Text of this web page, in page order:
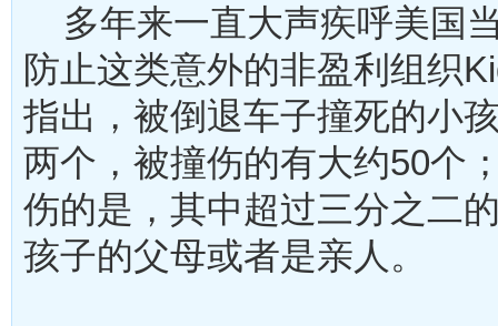
多年来一直大声疾呼美国
防止这类意外的非盈利组织
指出，被倒退车子撞死的小
两个，被撞伤的有大约50个
伤的是，其中超过三分之二
孩子的父母或者是亲人。